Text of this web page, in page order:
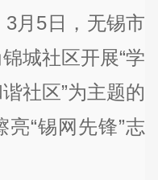
月5日，无锡市
城社区开展“学
社区”为主题的
“锡网先锋”志